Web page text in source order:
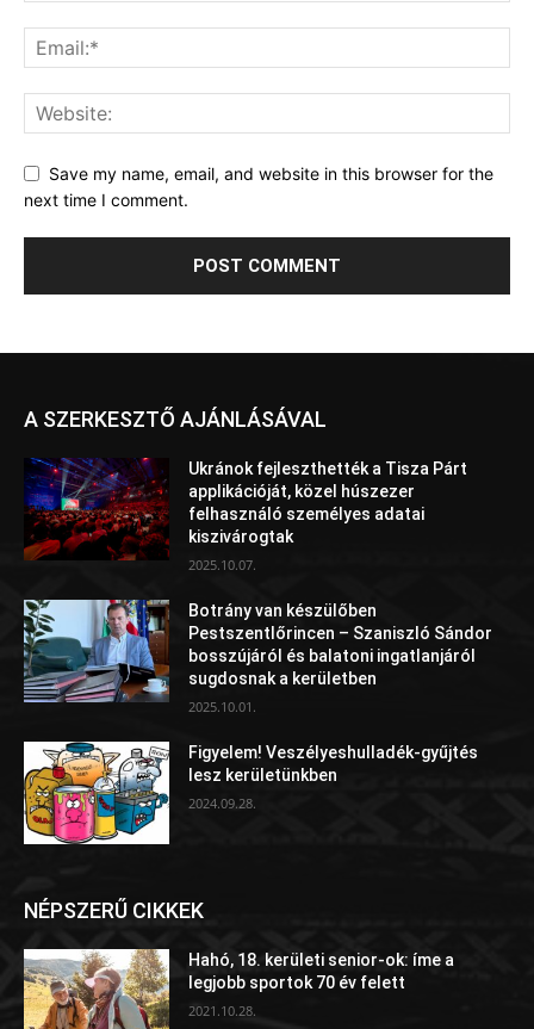
Save my name, email, and website in this browser for the
next time I comment.
A SZERKESZTŐ AJÁNLÁSÁVAL
Ukránok fejleszthették a Tisza Párt
applikációját, közel húszezer
felhasználó személyes adatai
kiszivárogtak
2025.10.07.
Botrány van készülőben
Pestszentlőrincen – Szaniszló Sándor
bosszújáról és balatoni ingatlanjáról
sugdosnak a kerületben
2025.10.01.
Figyelem! Veszélyeshulladék-gyűjtés
lesz kerületünkben
2024.09.28.
NÉPSZERŰ CIKKEK
Hahó, 18. kerületi senior-ok: íme a
legjobb sportok 70 év felett
2021.10.28.